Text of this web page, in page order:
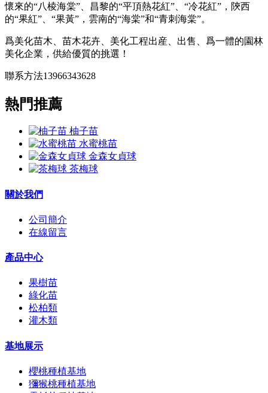
懷來的“八棱海棠”、昌黎的“平頂熱花紅”、“冷花紅”，陝西
的“果紅”、“果黃”，雲南的“海棠”和“青刺海棠”。
爲美化苗木、苗木花卉、美化工程出産、出售、爲一體的園林
美化企業，供給優質的挑選！
聯系方法13966343628
熱門推薦
柚子苗
水蜜桃苗
金森女貞球
茶梅球
關於我們
公司簡介
在線留言
產品中心
果樹苗
綠化苗
松柏類
灌木類
基地展示
櫻桃種植基地
獼猴桃種植基地